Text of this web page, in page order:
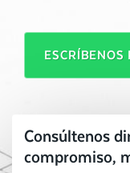
ESCRÍBENOS
Consúltenos
compromiso,